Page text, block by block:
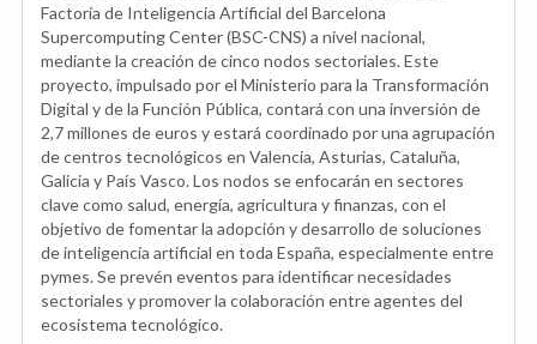
Factoría de Inteligencia Artificial del Barcelona
Supercomputing Center (BSC-CNS) a nivel nacional,
mediante la creación de cinco nodos sectoriales. Este
proyecto, impulsado por el Ministerio para la Transformación
Digital y de la Función Pública, contará con una inversión de
2,7 millones de euros y estará coordinado por una agrupación
de centros tecnológicos en Valencia, Asturias, Cataluña,
Galicia y País Vasco. Los nodos se enfocarán en sectores
clave como salud, energía, agricultura y finanzas, con el
objetivo de fomentar la adopción y desarrollo de soluciones
de inteligencia artificial en toda España, especialmente entre
pymes. Se prevén eventos para identificar necesidades
sectoriales y promover la colaboración entre agentes del
ecosistema tecnológico.